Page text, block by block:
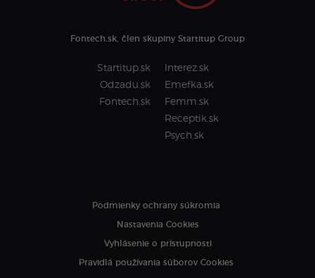
Fontech.sk, člen skupiny Startitup Group
Startitup.sk
Odzadu.sk
Fontech.sk
Interez.sk
Emefka.sk
Femm.sk
Receptik.sk
Psych.sk
Podmienky ochrany súkromia
Nastavenia Cookies
Vyhlásenie o prístupnosti
Pravidlá používania súborov Cookies